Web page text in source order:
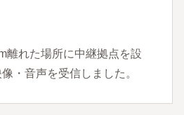
離れた場所に中継拠点を設
・音声を受信しました。